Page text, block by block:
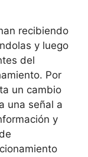
recibiendo
y luego
del
Por
un cambio
una señal a
y